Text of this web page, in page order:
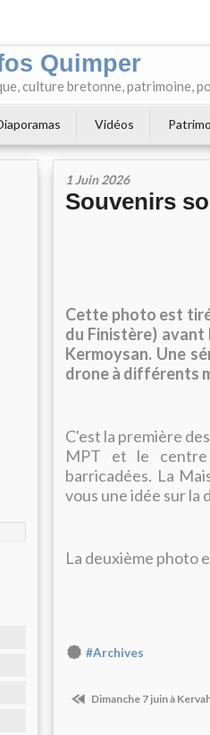
Quimper
culture bretonne, patrimoine,
Vidéos
1 Juin 2026
Souvenirs
Cette photo est
du Finistère)
Kermoysan. Une
drone à différents
C'est la première
MPT et le
barricadées. La
vous une idée sur la
La deuxième photo
#Archives
Dimanche 7 juin à